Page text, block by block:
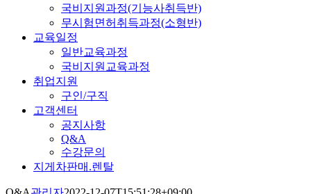
국비지원과정(기능사취득반)
무시험면허취득과정(소형반)
교육일정
일반교육과정
국비지원교육과정
취업지원
구인/구직
고객센터
공지사항
Q&A
수강문의
지게차판매.렌탈